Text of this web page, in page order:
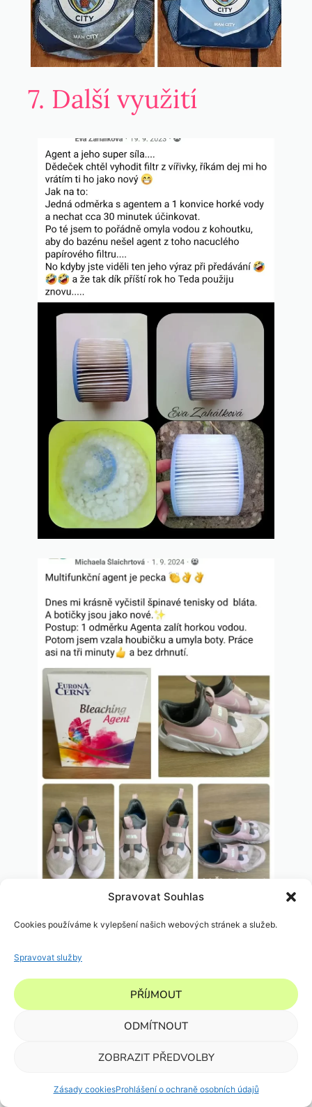
Spravovat Souhlas
Cookies používáme k vylepšení našich webových stránek a služeb.
Spravovat služby
PŘÍJMOUT
ODMÍTNOUT
ZOBRAZIT PŘEDVOLBY
Zásady cookiesProhlášení o ochraně osobních údajů
7. Další využití